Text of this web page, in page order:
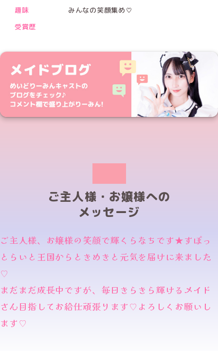
趣味
みんなの笑顔集め♡
受賞歴
ご主人様・お嬢様への
メッセージ
ご主人様、お嬢様の笑顔で輝くらなちです★すぽっ
とらいと王国からときめきと元気を届けに来ました
♡
まだまだ成長中ですが、毎日きらきら輝けるメイド
さん目指してお給仕頑張ります♡よろしくお願いし
ます♡